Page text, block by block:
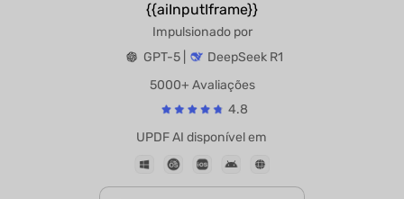
{{aiInputIframe}}
Impulsionado por
GPT-5 |
DeepSeek R1
5000+ Avaliações
4.8